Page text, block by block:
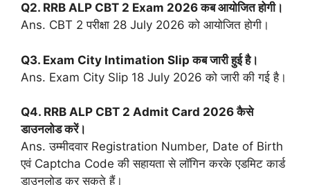
Q2. RRB ALP CBT 2 Exam 2026 कब आयोजित होगी।
Ans. CBT 2 परीक्षा 28 July 2026 को आयोजित होगी।
Q3. Exam City Intimation Slip कब जारी हुई है।
Ans. Exam City Slip 18 July 2026 को जारी की गई है।
Q4. RRB ALP CBT 2 Admit Card 2026 कैसे
डाउनलोड करें।
Ans. उम्मीदवार Registration Number, Date of Birth
एवं Captcha Code की सहायता से लॉगिन करके एडमिट कार्ड
डाउनलोड कर सकते हैं।